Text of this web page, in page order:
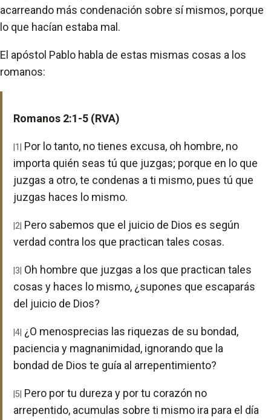
acarreando más condenación sobre sí mismos, porque
lo que hacían estaba mal.
El apóstol Pablo habla de estas mismas cosas a los
romanos:
Romanos 2:1-5 (RVA)
|1|
Por lo tanto, no tienes excusa, oh hombre, no
importa quién seas tú que juzgas; porque en lo que
juzgas a otro, te condenas a ti mismo, pues tú que
juzgas haces lo mismo.
|2| Pero sabemos que el juicio de Dios es según
verdad contra los que practican tales cosas.
|3| Oh hombre que juzgas a los que practican tales
cosas y haces lo mismo, ¿supones que escaparás
del juicio de Dios?
|4| ¿O menosprecias las riquezas de su bondad,
paciencia y magnanimidad, ignorando que la
bondad de Dios te guía al arrepentimiento?
|5| Pero por tu dureza y por tu corazón no
arrepentido, acumulas sobre ti mismo ira para el día